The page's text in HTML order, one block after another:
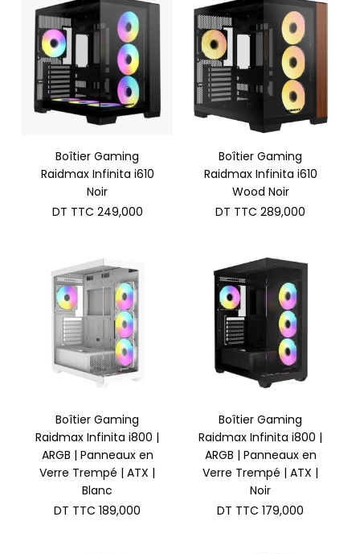
Boîtier Gaming
Raidmax Infinita i610
Noir
DT TTC 249,000
Boîtier Gaming
Raidmax Infinita i610
Wood Noir
DT TTC 289,000
Boîtier Gaming
Raidmax Infinita i800 |
ARGB | Panneaux en
Verre Trempé | ATX |
Blanc
DT TTC 189,000
Boîtier Gaming
Raidmax Infinita i800 |
ARGB | Panneaux en
Verre Trempé | ATX |
Noir
DT TTC 179,000